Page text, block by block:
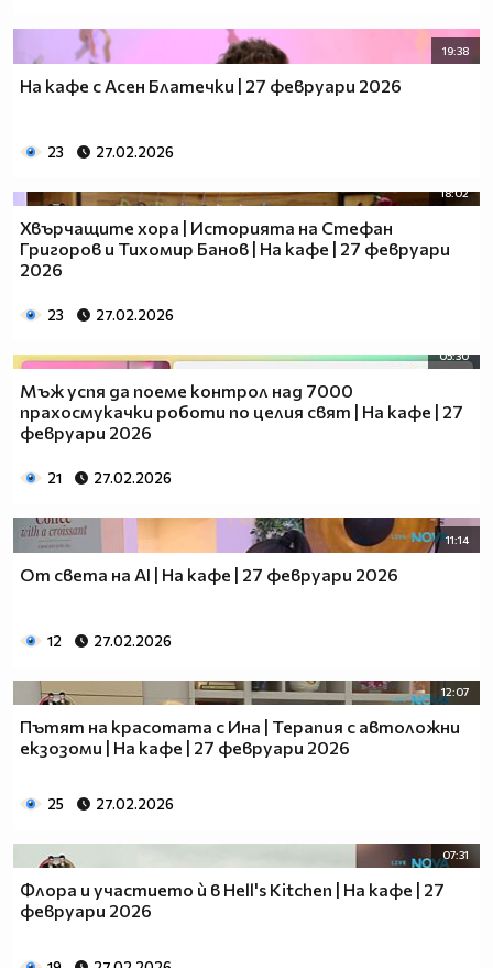
19:38
На кафе с Асен Блатечки | 27 февруари 2026
23 27.02.2026
18:02
Хвърчащите хора | Историята на Стефан
Григоров и Тихомир Банов | На кафе | 27 февруари
2026
23 27.02.2026
05:30
Мъж успя да поеме контрол над 7000
прахосмукачки роботи по целия свят | На кафе | 27
февруари 2026
21 27.02.2026
11:14
От света на AI | На кафе | 27 февруари 2026
12 27.02.2026
12:07
Пътят на красотата с Ина | Терапия с автоложни
екзозоми | На кафе | 27 февруари 2026
25 27.02.2026
07:31
Флора и участието ѝ в Hell's Kitchen | На кафе | 27
февруари 2026